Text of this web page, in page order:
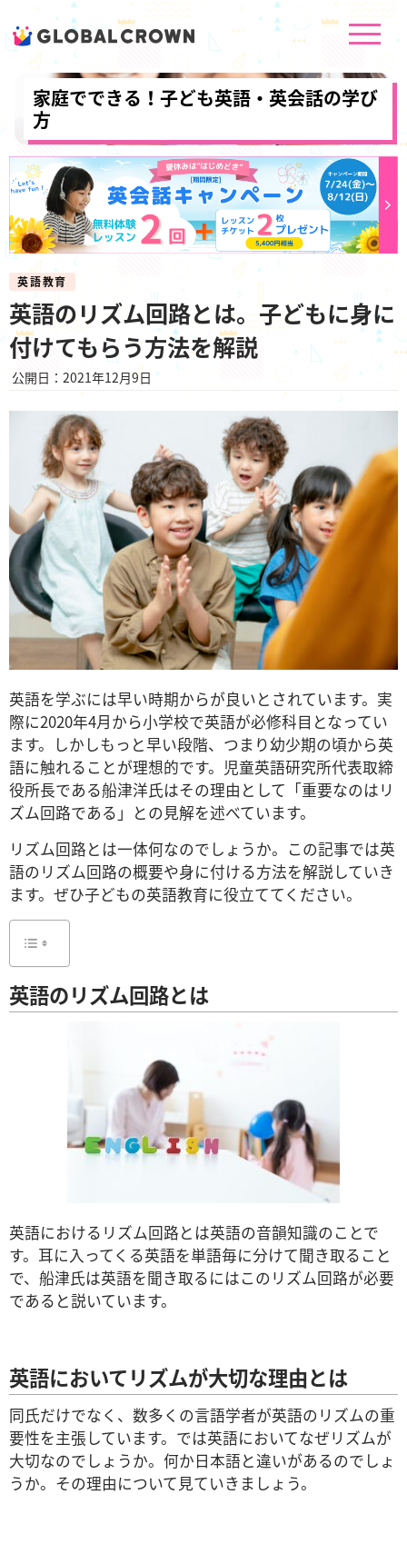
家庭でできる！子ども英語・英会話の学び
方
英語教育
英語のリズム回路とは。子どもに身に
付けてもらう方法を解説
公開日：2021年12月9日
英語を学ぶには早い時期からが良いとされています。実
際に2020年4月から小学校で英語が必修科目となってい
ます。しかしもっと早い段階、つまり幼少期の頃から英
語に触れることが理想的です。児童英語研究所代表取締
役所長である船津洋氏はその理由として「重要なのはリ
ズム回路である」との見解を述べています。
リズム回路とは一体何なのでしょうか。この記事では英
語のリズム回路の概要や身に付ける方法を解説していき
ます。ぜひ子どもの英語教育に役立ててください。
英語のリズム回路とは
英語におけるリズム回路とは英語の音韻知識のことで
す。耳に入ってくる英語を単語毎に分けて聞き取ること
で、船津氏は英語を聞き取るにはこのリズム回路が必要
であると説いています。
英語においてリズムが大切な理由とは
同氏だけでなく、数多くの言語学者が英語のリズムの重
要性を主張しています。では英語においてなぜリズムが
大切なのでしょうか。何か日本語と違いがあるのでしょ
うか。その理由について見ていきましょう。